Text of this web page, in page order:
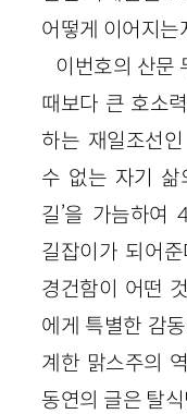
어떻게 이어지는
이번호의 산문
때보다 큰 호소
하는 재일조선
수 없는 자기 삶
길’을 가늠하여
길잡이가 되어
경건함이 어떤
에게 특별한 감
계한 맑스주의
동연의 글은 탈